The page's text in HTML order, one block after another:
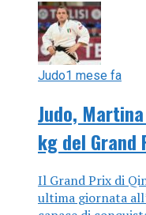
Judo1 mese fa
Judo,
kg del Grand
Il Grand Prix di
ultima giornata